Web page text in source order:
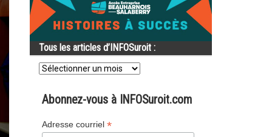
Tous les articles d’INFOSuroit :
Tous
les
d’INFOSuroit
Abonnez-vous à INFOSuroit.com
Adresse courriel *